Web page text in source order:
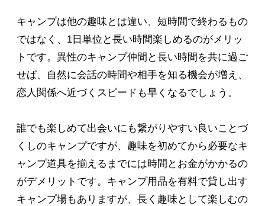
キャンプは他の趣味とは違い、短時間で終わるもの
ではなく、1日単位と長い時間楽しめるのがメリッ
トです。異性のキャンプ仲間と長い時間を共に過ご
せば、自然に会話の時間や相手を知る機会が増え、
恋人関係へ近づくスピードも早くなるでしょう。
誰でも楽しめて出会いにも繋がりやすい良いことづ
くしのキャンプですが、趣味を初めてから必要なキ
ャンプ道具を揃えるまでには時間とお金がかかるの
がデメリットです。キャンプ用品を有料で貸し出す
キャンプ場もありますが、長く趣味として楽しむの